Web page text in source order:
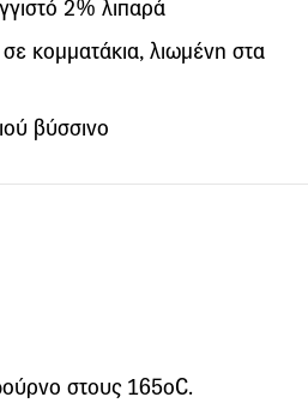
2% λιπαρά
κομματάκια, λιωμένη στα
βύσσινο
στους 165οC.